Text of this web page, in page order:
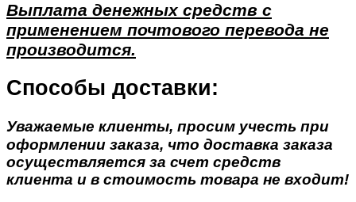
Выплата денежных средств с
применением почтового перевода не
производится.
Способы доставки:
Уважаемые клиенты, просим учесть при
оформлении заказа, что доставка заказа
осуществляется за счет средств
клиента и в стоимость товара не входит!